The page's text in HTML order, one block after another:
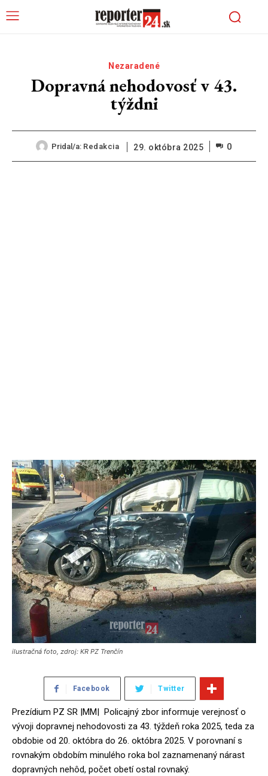
Nezaradené
Dopravná nehodovosť v 43.
týždni
Pridal/a: Redakcia 29. októbra 2025 0
ilustračná foto, zdroj: KR PZ Trenčín
Facebook Twitter
Prezídium PZ SR |MM| Policajný zbor informuje verejnosť o
vývoji dopravnej nehodovosti za 43. týždeň roka 2025, teda za
obdobie od 20. októbra do 26. októbra 2025. V porovnaní s
rovnakým obdobím minulého roka bol zaznamenaný nárast
dopravných nehôd, počet obetí ostal rovnaký.